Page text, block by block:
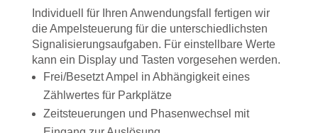
Individuell für Ihren Anwendungsfall fertigen wir
die Ampelsteuerung für die unterschiedlichsten
Signalisierungsaufgaben. Für einstellbare Werte
kann ein Display und Tasten vorgesehen werden.
Frei/Besetzt Ampel in Abhängigkeit eines
Zählwertes für Parkplätze
Zeitsteuerungen und Phasenwechsel mit